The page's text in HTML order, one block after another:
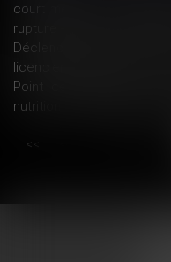
court même si le salarié
rupture - Éditions Francis
Déclenchement de
licenciement d’une
Point de situation sur
nutrition infantile fabriqués
<<